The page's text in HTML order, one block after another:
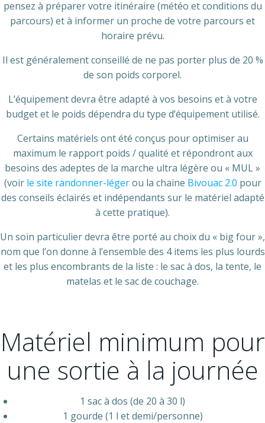
pensez à préparer votre itinéraire (météo et conditions du
parcours) et à informer un proche de votre parcours et
horaire prévu.
Il est généralement conseillé de ne pas porter plus de 20 %
de son poids corporel.
L’équipement devra être adapté à vos besoins et à votre
budget et le poids dépendra du type d’équipement utilisé.
Certains matériels ont été conçus pour optimiser au
maximum le rapport poids / qualité et répondront aux
besoins des adeptes de la marche ultra légère ou « MUL »
(voir le site randonner-légerou la chaine Bivouac 2.0 pour
des conseils éclairés et indépendants sur le matériel adapté
à cette pratique).
Un soin particulier devra être porté au choix du « big four »,
nom que l’on donne à l’ensemble des 4 items les plus lourds
et les plus encombrants de la liste : le sac à dos, la tente, le
matelas et le sac de couchage.
Matériel minimum pour
une sortie à la journée
1 sac à dos (de 20 à 30 l)
1 gourde (1 l et demi/personne)